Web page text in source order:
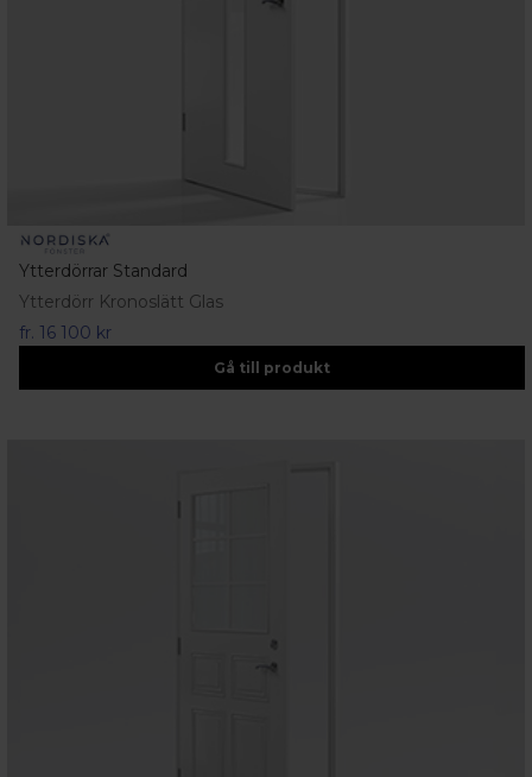
Ytterdörrar Standard
Ytterdörr Kronoslätt Glas
fr. 16 100 kr
Gå till produkt